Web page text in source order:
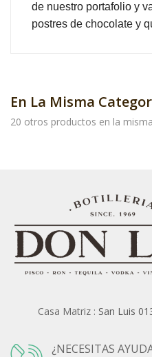
de nuestro portafolio y
postres de chocolate y
En La Misma
20 otros productos en la
Casa Matriz : San Luis
¿NECESITAS